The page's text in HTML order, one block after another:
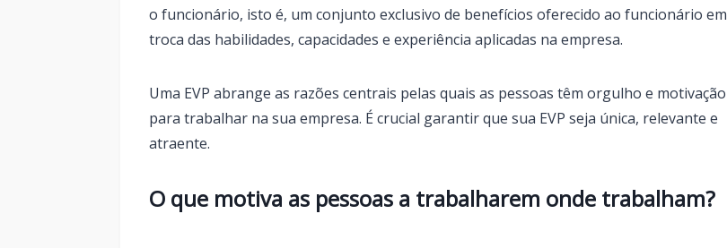
o funcionário, isto é, um conjunto exclusivo de benefícios oferecido ao funcionário em
troca das habilidades, capacidades e experiência aplicadas na empresa.
Uma EVP abrange as razões centrais pelas quais as pessoas têm orgulho e motivação
para trabalhar na sua empresa. É crucial garantir que sua EVP seja única, relevante e
atraente.
O que motiva as pessoas a trabalharem onde trabalham?